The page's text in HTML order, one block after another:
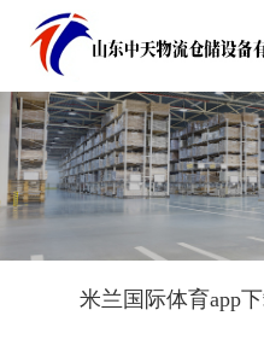
米兰国际体育app